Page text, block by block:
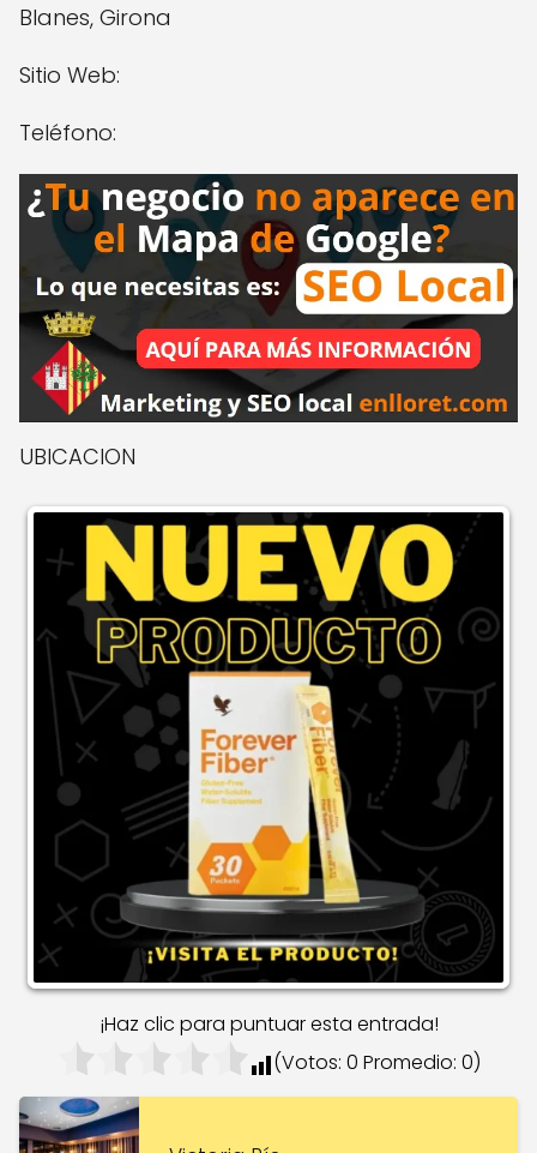
Blanes, Girona
Sitio Web:
Teléfono:
UBICACION
¡Haz clic para puntuar esta entrada!
(Votos: 0 Promedio: 0)